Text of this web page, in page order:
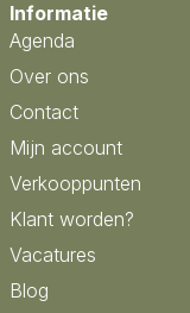
Informatie
Agenda
Over ons
Contact
Mijn account
Verkooppunten
Klant worden?
Vacatures
Blog